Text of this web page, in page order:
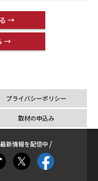
→
→
プライバシーポリシー
取材の申込み
新情報を配信中